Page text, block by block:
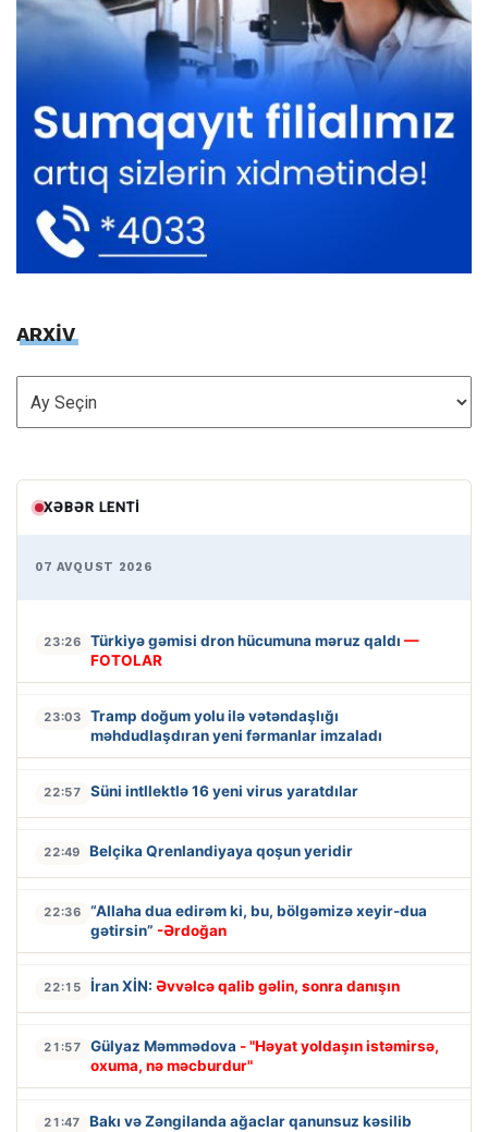
ARXİV
ARXİV
XƏBƏR LENTI
07 AVQUST 2026
23:26 Türkiyə gəmisi dron hücumuna məruz qaldı —
FOTOLAR
23:03
Tramp doğum yolu ilə vətəndaşlığı
məhdudlaşdıran yeni fərmanlar imzaladı
22:57 Süni intllektlə 16 yeni virus yaratdılar
22:49 Belçika Qrenlandiyaya qoşun yeridir
22:36
“Allaha dua edirəm ki, bu, bölgəmizə xeyir-dua
gətirsin” -Ərdoğan
22:15 İran XİN: Əvvəlcə qalib gəlin, sonra danışın
21:57 Gülyaz Məmmədova - "Həyat yoldaşın istəmirsə,
oxuma, nə məcburdur"
21:47 Bakı və Zəngilanda ağaclar qanunsuz kəsilib